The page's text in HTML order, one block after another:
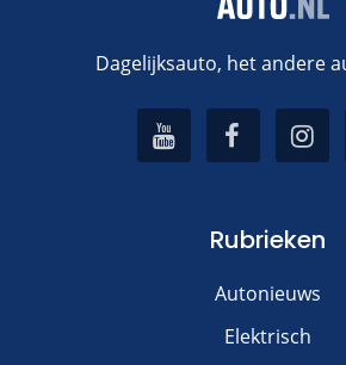
Dagelijksauto, het andere
Rubrieken
Autonieuws
Elektrisch